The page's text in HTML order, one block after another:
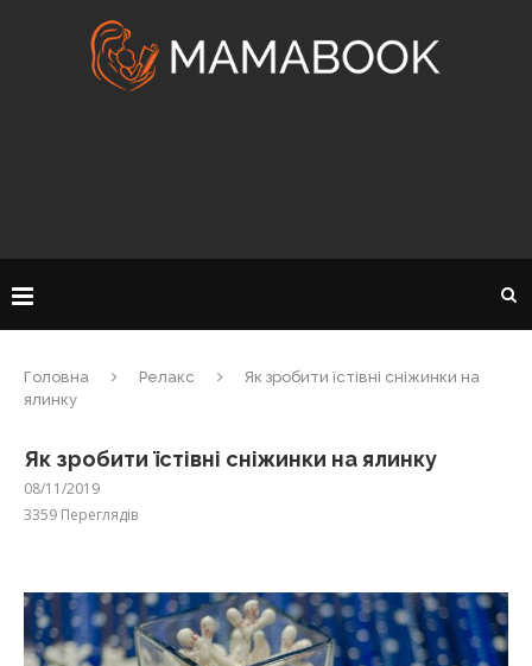
Головна Релакс
Як зробити їстівні сніжинки на
ялинку
Як зробити їстівні сніжинки на ялинку
08/11/2019
3359 Переглядів